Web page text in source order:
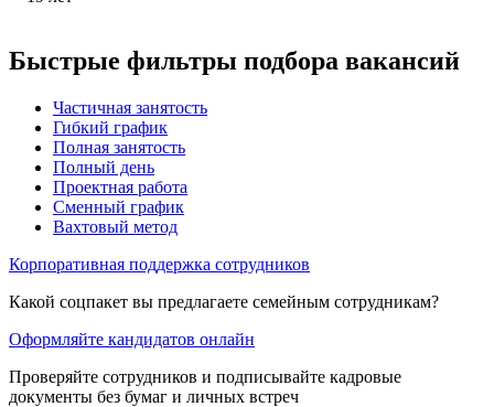
Быстрые фильтры подбора вакансий
Частичная занятость
Гибкий график
Полная занятость
Полный день
Проектная работа
Сменный график
Вахтовый метод
Корпоративная поддержка сотрудников
Какой соцпакет вы предлагаете семейным сотрудникам?
Оформляйте кандидатов онлайн
Проверяйте сотрудников и подписывайте кадровые
документы без бумаг и личных встреч